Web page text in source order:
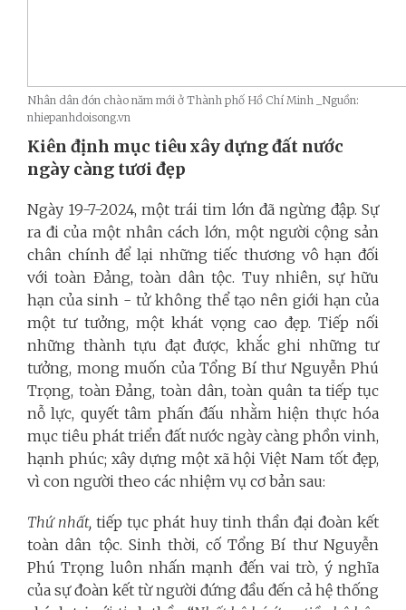
Nhân dân đón chào năm mới ở Thành phố Hồ Chí Minh _Nguồn:
nhiepanhdoisong.vn
Kiên định mục tiêu xây dựng đất nước
ngày càng tươi đẹp
Ngày 19-7-2024, một trái tim lớn đã ngừng đập. Sự
ra đi của một nhân cách lớn, một người cộng sản
chân chính để lại những tiếc thương vô hạn đối
với toàn Đảng, toàn dân tộc. Tuy nhiên, sự hữu
hạn của sinh - tử không thể tạo nên giới hạn của
một tư tưởng, một khát vọng cao đẹp. Tiếp nối
những thành tựu đạt được, khắc ghi những tư
tưởng, mong muốn của Tổng Bí thư Nguyễn Phú
Trọng, toàn Đảng, toàn dân, toàn quân ta tiếp tục
nỗ lực, quyết tâm phấn đấu nhằm hiện thực hóa
mục tiêu phát triển đất nước ngày càng phồn vinh,
hạnh phúc; xây dựng một xã hội Việt Nam tốt đẹp,
vì con người theo các nhiệm vụ cơ bản sau:
Thứ nhất, tiếp tục phát huy tinh thần đại đoàn kết
toàn dân tộc. Sinh thời, cố Tổng Bí thư Nguyễn
Phú Trọng luôn nhấn mạnh đến vai trò, ý nghĩa
của sự đoàn kết từ người đứng đầu đến cả hệ thống